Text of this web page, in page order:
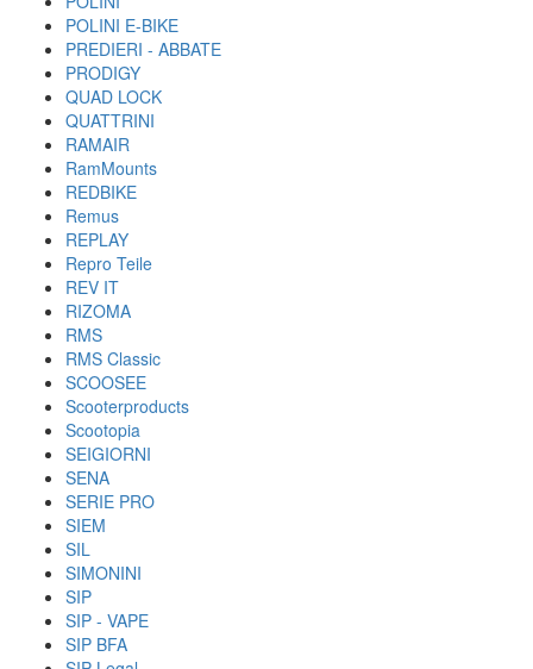
POLINI E-BIKE
PREDIERI - ABBATE
PRODIGY
QUAD LOCK
QUATTRINI
RAMAIR
RamMounts
REDBIKE
Remus
REPLAY
Repro Teile
REV IT
RIZOMA
RMS
RMS Classic
SCOOSEE
Scooterproducts
Scootopia
SEIGIORNI
SENA
SERIE PRO
SIEM
SIL
SIMONINI
SIP
SIP - VAPE
SIP BFA